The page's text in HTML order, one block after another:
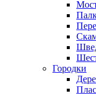
Городки